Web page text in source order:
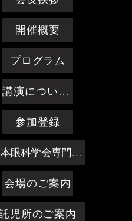
開催概要
プログラム
講演についてのご案内
参加登録
日本眼科学会専門医制度単位
会場のご案内
児所のご案内